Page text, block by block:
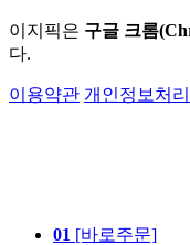
이지픽은 구글 크롬
다.
이용약관 개인정보처
01 [바로주문]